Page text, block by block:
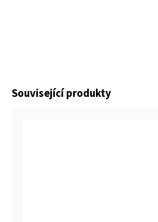
Související produkty